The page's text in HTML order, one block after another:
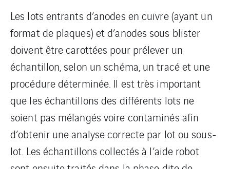
Les lots entrants d’anodes en cuivre (ayant un
format de plaques) et d’anodes sous blister
doivent être carottées pour prélever un
échantillon, selon un schéma, un tracé et une
procédure déterminée. Il est très important
que les échantillons des différents lots ne
soient pas mélangés voire contaminés afin
d’obtenir une analyse correcte par lot ou sous-
lot. Les échantillons collectés à l’aide robot